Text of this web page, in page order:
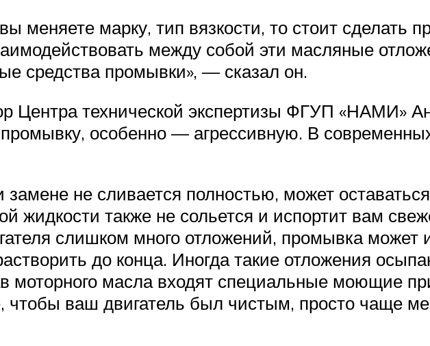
меняете марку, тип вязкости, то стоит сделать
между собой эти масляные
средства промывки», — сказал он.
Центра технической экспертизы ФГУП «НАМИ»
особенно — агрессивную. В
замене не сливается полностью, может
жидкости также не сольется и испортит вам
слишком много отложений, промывка может
до конца. Иногда такие отложения
моторного масла входят специальные моющие
чтобы ваш двигатель был чистым, просто чаще